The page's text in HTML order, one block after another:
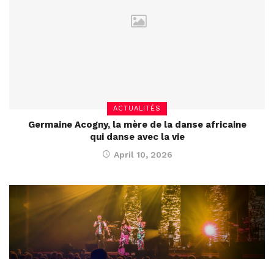
ACTUALITÉS
Germaine Acogny, la mère de la danse africaine
qui danse avec la vie
April 10, 2026